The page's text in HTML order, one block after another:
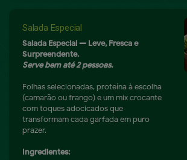
119.9
Salada Especial
Salada Especial — Leve, Fresca e
Surpreendente.
Serve bem até 2 pessoas.
Folhas selecionadas, proteína à escolha
(camarão ou frango) e um mix crocante
com toques adocicados que
transformam cada garfada em puro
prazer.
Ingredientes: